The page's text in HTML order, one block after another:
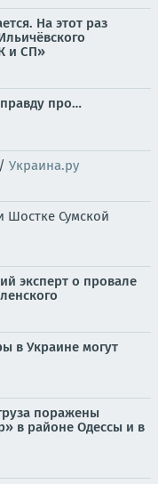
На этот раз
и СП»
про…
Украина.ру
Шостке Сумской
эксперт о провале
в Украине могут
поражены
в районе Одессы и в